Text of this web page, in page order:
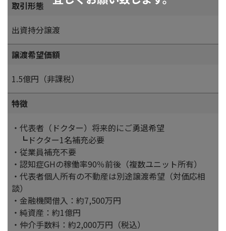
取引形態
出資持分譲渡
譲渡希望価額
1.5億円（非課税）
特徴
・代表者（ドクター）将来的にご勇退希望
┗ドクター1名補充必要
・従業員補充不要
・認知症GHの稼働率90％前後（複数ユニット所有）
・代表者個人所有の不動産は別途譲渡希望（対価応相
談）
・金融機関借入：約7,500万円
・純資産：約1億円
・仲介手数料：約2,000万円（税込）